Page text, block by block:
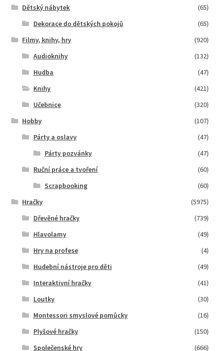
Dětský nábytek
(65)
Dekorace do dětských pokojů
(65)
Filmy, knihy, hry
(920)
Audioknihy
(132)
Hudba
(47)
Knihy
(421)
Učebnice
(320)
Hobby
(107)
Párty a oslavy
(47)
Párty pozvánky
(47)
Ruční práce a tvoření
(60)
Scrapbooking
(60)
Hračky
(5975)
Dřevěné hračky
(739)
Hlavolamy
(49)
Hry na profese
(4)
Hudební nástroje pro děti
(49)
Interaktivní hračky
(41)
Loutky
(30)
Montessori smyslové pomůcky
(16)
Plyšové hračky
(150)
Společenské hry
(666)